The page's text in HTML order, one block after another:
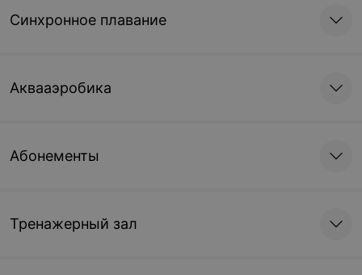
Синхронное плавание
Аквааэробика
Абонементы
Тренажерный зал